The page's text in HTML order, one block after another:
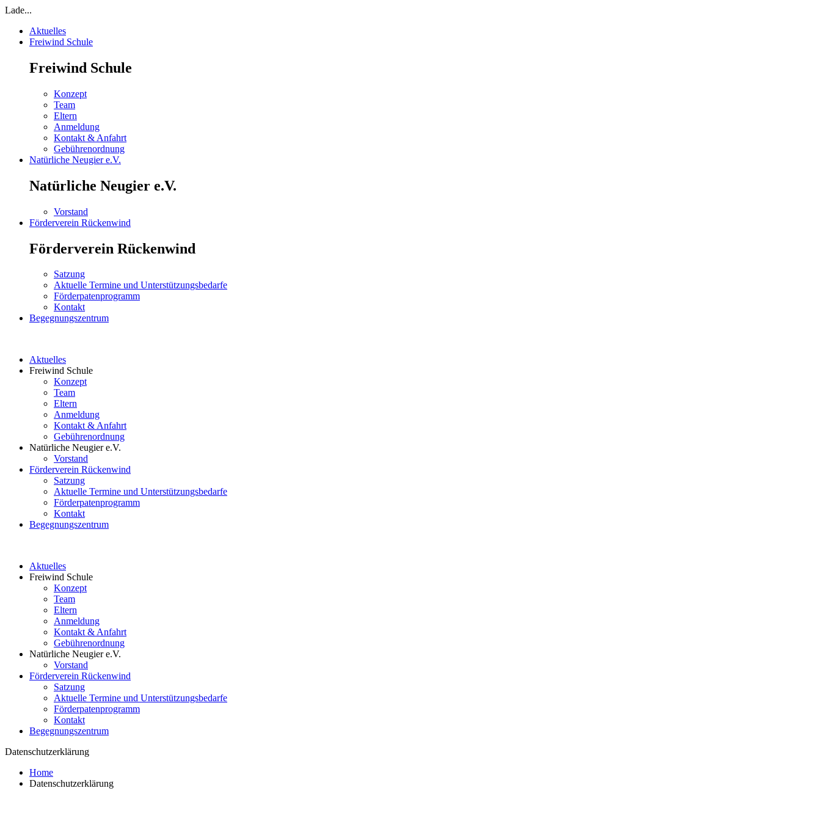
Lade...
Aktuelles
Freiwind Schule
Freiwind Schule
Konzept
Team
Eltern
Anmeldung
Kontakt & Anfahrt
Gebührenordnung
Natürliche Neugier e.V.
Natürliche Neugier e.V.
Vorstand
Förderverein Rückenwind
Förderverein Rückenwind
Satzung
Aktuelle Termine und Unterstützungsbedarfe
Förderpatenprogramm
Kontakt
Begegnungszentrum
Aktuelles
Freiwind Schule
Konzept
Team
Eltern
Anmeldung
Kontakt & Anfahrt
Gebührenordnung
Natürliche Neugier e.V.
Vorstand
Förderverein Rückenwind
Satzung
Aktuelle Termine und Unterstützungsbedarfe
Förderpatenprogramm
Kontakt
Begegnungszentrum
Aktuelles
Freiwind Schule
Konzept
Team
Eltern
Anmeldung
Kontakt & Anfahrt
Gebührenordnung
Natürliche Neugier e.V.
Vorstand
Förderverein Rückenwind
Satzung
Aktuelle Termine und Unterstützungsbedarfe
Förderpatenprogramm
Kontakt
Begegnungszentrum
Datenschutzerklärung
Home
Datenschutzerklärung